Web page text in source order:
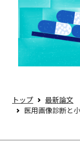
トップ
最新論文
医用画像診断と